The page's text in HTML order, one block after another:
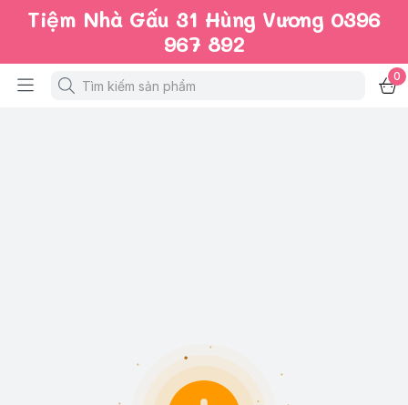
Tiệm Nhà Gấu 31 Hùng Vương 0396
967 892
0